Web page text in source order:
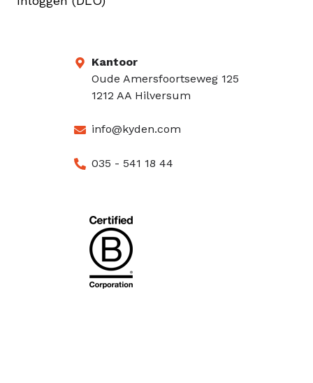
Kantoor
Oude Amersfoortseweg 125
1212 AA Hilversum
info@kyden.com
035 - 541 18 44